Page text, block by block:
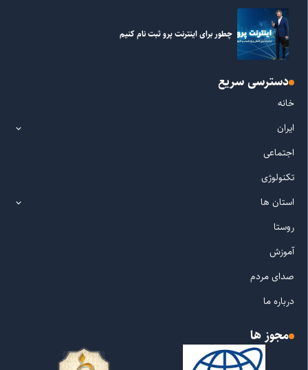
چطور برای اینترنت پرو ثبت نام کنیم
دسترسی سریع
خانه
ایران
اجتماعی
تکنولوژی
استان ها
روستا
آموزش
صدای مردم
درباره ما
مجوز ها